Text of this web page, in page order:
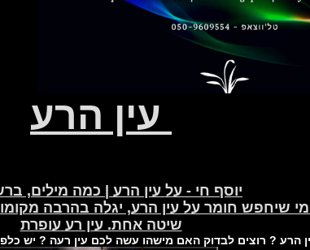
עין הרע
יוסף חי - על עין הרע | כמה מילים,
שיחפש חומר על עין הרע, יגלה בהרבה מקומות
שיטה אחת. עין רע עופרת
הרע ? רוצים לבדוק האם מישהו עשה לכם עין רעה ? יש